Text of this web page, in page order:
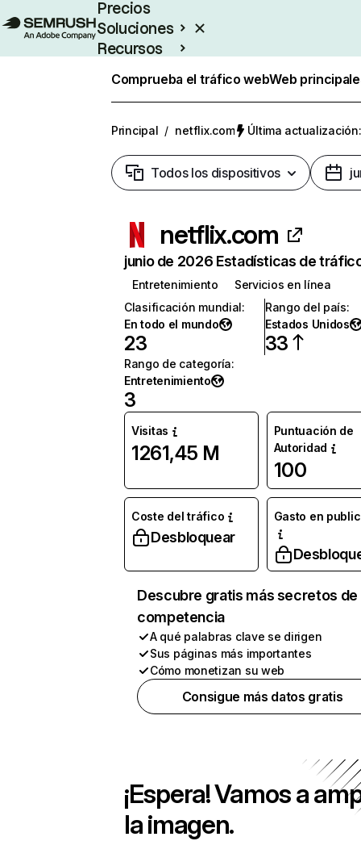
Precios
Soluciones
Recursos
Comprueba el tráfico webWeb
Principal / netflix.com Última
Todos los dispositivos
netflix.com
junio de 2026 Estadísticas de
Entretenimiento
Servicios en línea
Clasificación mundial:
En todo el mundo
23
Rango del país:
Estados Unidos
33
Rango de categoría:
Entretenimiento
3
Visitas
1261,45 M
Puntuación de
Autoridad
100
Coste del tráfico
Desbloquear
Gasto en
Descubre gratis más secretos de
competencia
A qué palabras clave se dirigen
Sus páginas más importantes
Cómo monetizan su web
Consigue más datos gratis
¡Espera! Vamos a
la imagen.